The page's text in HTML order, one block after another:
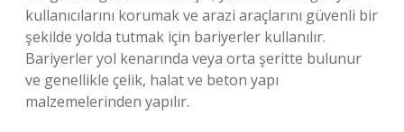
kullanıcılarını korumak ve arazi araçlarını güvenli bir
şekilde yolda tutmak için bariyerler kullanılır.
Bariyerler yol kenarında veya orta şeritte bulunur
ve genellikle çelik, halat ve beton yapı
malzemelerinden yapılır.